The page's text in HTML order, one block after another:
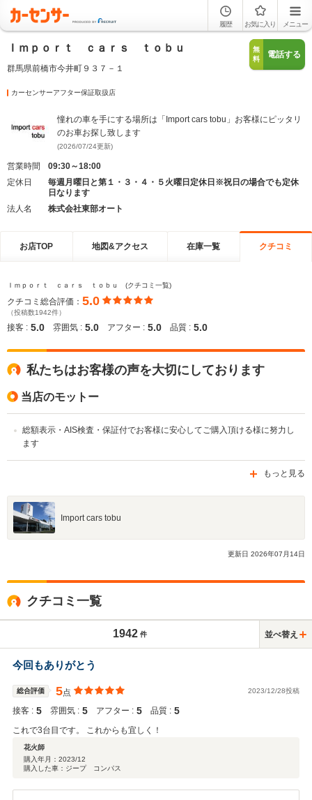
履歴 お気に入り メニュー
Ｉｍｐｏｒｔ ｃａｒｓ ｔｏｂｕ
群馬県前橋市今井町９３７－１
無
料
電話する
カーセンサーアフター保証取扱店
憧れの車を手にする場所は「Import cars tobu」お客様にピッタリ
のお車お探し致します
(2026/07/24更新)
営業時間
09:30～18:00
定休日
毎週月曜日と第１・３・４・５火曜日定休日※祝日の場合でも定休
日なります
法人名
株式会社東部オート
お店TOP 地図&アクセス 在庫一覧 クチコミ
Ｉｍｐｏｒｔ ｃａｒｓ ｔｏｂｕ (クチコミ一覧)
クチコミ総合評価： 5.0
（投稿数1942件）
接客 : 5.0 雰囲気 : 5.0 アフター : 5.0 品質 : 5.0
私たちはお客様の声を大切にしております
当店のモットー
総額表示・AIS検査・保証付でお客様に安心してご購入頂ける様に努力し
ます
もっと見る
Import cars tobu
更新日 2026年07 月 14日
クチコミ一覧
1942 件 並べ替え
今回もありがとう
総合評価 5点 2023/12/28投稿
接客 : 5 雰囲気 : 5 アフター : 5 品質 : 5
これで3台目です。 これからも宜しく！
花火師
購入年月： 2023/12
購入した車：ジープ コンパス